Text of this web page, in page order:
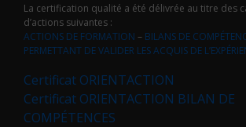
La certification qualité a été délivrée au titre des
d’actions suivantes :
ACTIONS DE FORMATION – BILANS DE
PERMETTANT DE VALIDER LES ACQUIS DE
Certificat ORIENTACTION
Certificat ORIENTACTION BILAN DE
COMPÉTENCES